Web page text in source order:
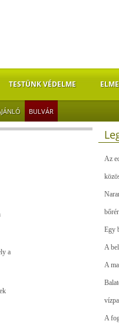
TESTÜNK VÉDELME
BULVÁR
a
Az
Egy
A
A
A